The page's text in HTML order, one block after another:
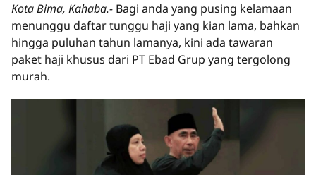
Kota Bima, Kahaba.- Bagi anda yang pusing kelamaan
menunggu daftar tunggu haji yang kian lama, bahkan
hingga puluhan tahun lamanya, kini ada tawaran
paket haji khusus dari PT Ebad Grup yang tergolong
murah.